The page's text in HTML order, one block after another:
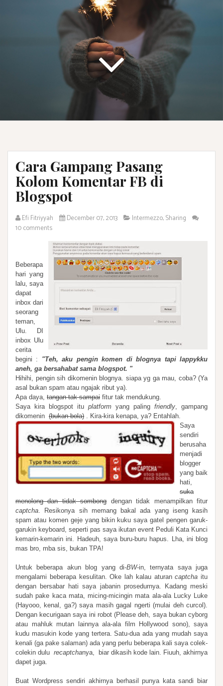
Cara Gampang Pasang
Kolom Komentar FB di
Blogspot
Efi Fitriyyah December 07, 2013 Intermezzo,Sharing
10 comments
Beberapa
hari yang
lalu, saya
dapat
inbox dari
seorang
teman,
Ulu. DI
inbox Ulu
cerita
begini : "Teh, aku pengin komen di blognya tapi lappykku
aneh, ga bersahabat sama blogspot. "
Hihihi, pengin sih dikomenin blognya. siapa yg ga mau, coba? (Ya
asal bukan spam atau ngajak ribut ya).
Apa daya, tangan tak sampai fitur tak mendukung.
Saya kira blogspot itu platform yang paling friendly, gampang
dikomenin (bukan bola) . Kira-kira kenapa, ya? Entahlah.
Saya
sendiri
berusaha
menjadi
blogger
yang baik
hati,
suka
menolong dan tidak sombongdengan tidak menampilkan fitur
captcha. Resikonya sih memang bakal ada yang iseng kasih
spam atau komen geje yang bikin kuku saya gatel pengen garuk-
garukin keyboard, seperti pas saya ikutan event Peduli Kata Kunci
kemarin-kemarin ini. Hadeuh, saya buru-buru hapus. Lha, ini blog
mas bro, mba sis, bukan TPA!
Untuk beberapa akun blog yang di-BW-in, ternyata saya juga
mengalami beberapa kesulitan. Oke lah kalau aturancaptcha itu
dengan bersabar hati saya jabanin prosedurnya. Kadang meski
sudah pake kaca mata, micing-micingin mata ala-ala Lucky Luke
(Hayooo, kenal, ga?) saya masih gagal ngerti (mulai deh curcol).
Dengan kecurigaan saya ini robot (Please deh, saya bukan cyborg
atau mahluk mutan lainnya ala-ala film Hollywood sono), saya
kudu masukin kode yang tertera. Satu-dua ada yang mudah saya
kenali (ga pake salaman) ada yang perlu beberapa kali saya colek-
colekin dulu recaptchanya, biar dikasih kode lain. Fiuuh, akhirnya
dapet juga.
Buat Wordpress sendiri akhirnya berhasil punya kata sandi biar